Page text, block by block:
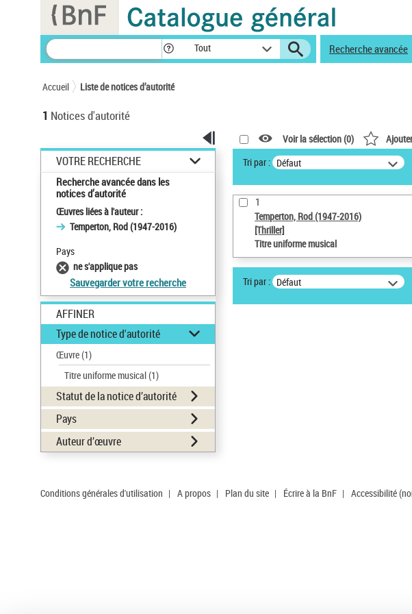
Tout Recherche avancée
Accueil Liste de notices d’autorité
1 Notices d'autorité
VOTRE RECHERCHE
Recherche avancée dans les
notices d’autorité
Œuvres liées à l'auteur :
Temperton, Rod (1947-2016)
Pays
ne s'applique pas
Sauvegarder votre recherche
AFFINER
Type de notice d'autorité
Œuvre(1)
Titre uniforme musical(1)
Statut de la notice d’autorité
Pays
Auteur d’œuvre
Voir la sélection (0)
Tri par : Défaut
1
Temperton, Rod (1947-2016)
[Thriller]
Titre uniforme musical
Tri par : Défaut
Conditions générales d'utilisation | A propos | Plan du site | Écrire à la BnF | Accessibilité
Panneau de gestion des cookies